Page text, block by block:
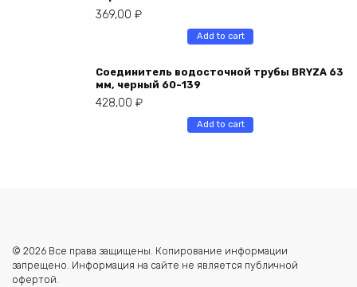
369,00 ₽
Add to cart
Соединитель водосточной трубы BRYZA 63
мм, черный 60-139
428,00 ₽
Add to cart
© 2026 Все права защищены. Копирование информации
запрещено. Информация на сайте не является публичной
офертой.